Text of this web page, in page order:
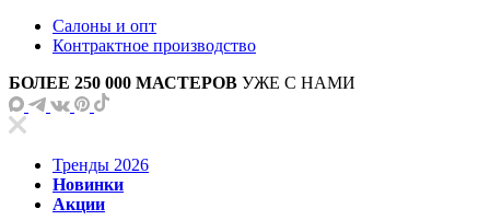
Салоны и опт
Контрактное производство
БОЛЕЕ 250 000 МАСТЕРОВ УЖЕ С НАМИ
Тренды 2026
Новинки
Акции